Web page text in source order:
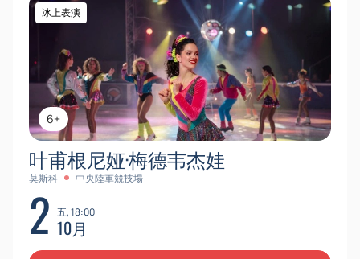
6+
冰上表演
叶甫根尼娅·梅德韦杰娃
莫斯科 中央陸軍競技場
2 五, 18:00
10月